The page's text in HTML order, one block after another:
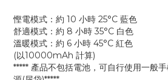
慳電模式：約 10 小時 25°C 藍色
舒適模式：約 8 小時 35°C 白色
溫暖模式：約 6 小時 45°C 紅色
(以10000mAh 計算)
***** 產品不包括電池，可自行使用一般